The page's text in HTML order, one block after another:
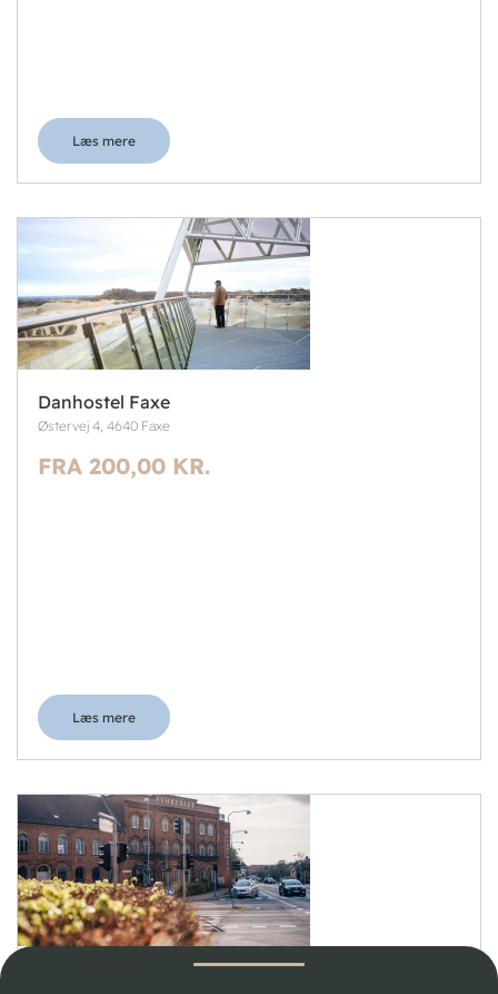
Læs mere
Danhostel Faxe
Østervej 4, 4640 Faxe
FRA 200,00 KR.
Læs mere